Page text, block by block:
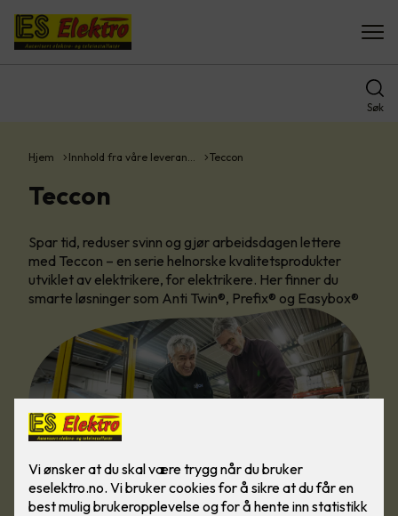
Søk
Hjem Innhold fra våre leveran… Teccon
Teccon
Spar tid, reduser svinn og gjør arbeidsdagen lettere
med Teccon – en serie helnorske kvalitetsprodukter
utviklet av elektrikere, for elektrikere. Her finner du
smarte løsninger som Anti Twin®, Prefix® og Easybox®